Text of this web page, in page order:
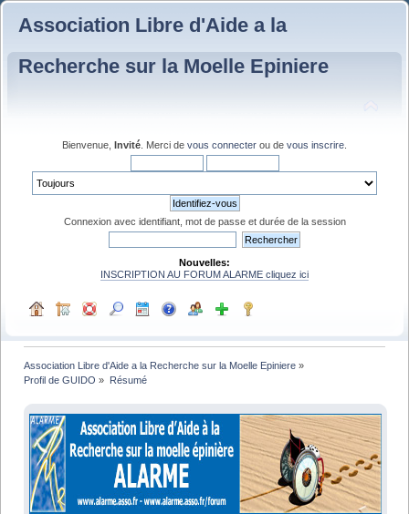
Association Libre d'Aide a la
Recherche sur la Moelle Epiniere
Bienvenue, Invité . Merci de vous connecter ou de vous inscrire
Connexion avec identifiant, mot de passe et durée de la session
Nouvelles:
INSCRIPTION AU FORUM ALARME cliquez ici
Association Libre d'Aide a la Recherche sur la Moelle Epiniere »
Profil de GUIDO » Résumé